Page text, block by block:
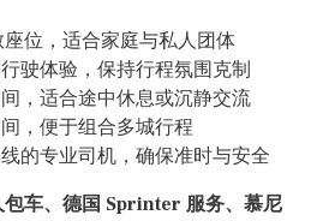
座位，适合家庭与私人团体
驶体验，保持行程氛围克制
，适合途中休息或沉静交流
，便于组合多城行程
的专业司机，确保准时与安全
车、德国 Sprinter 服务、慕尼